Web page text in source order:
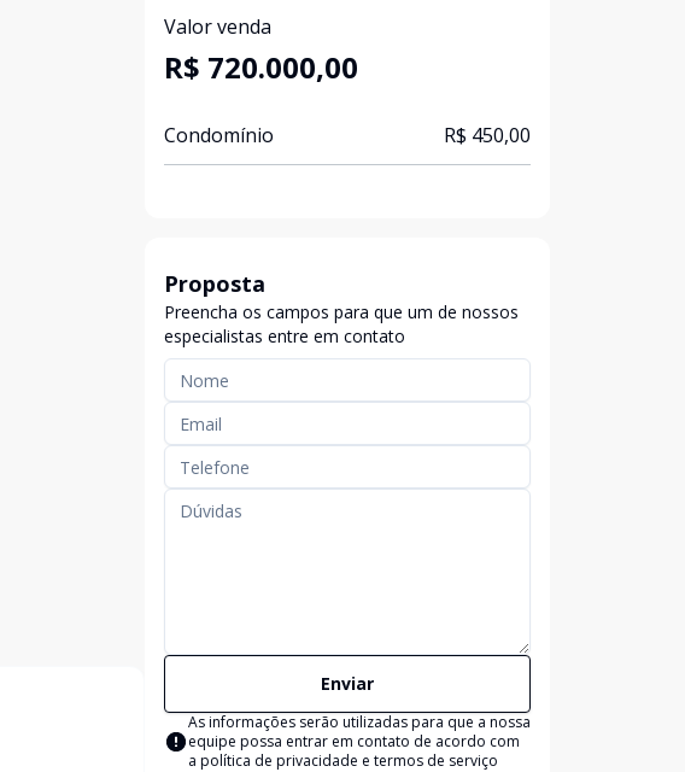
Valor venda
R$ 720.000,00
Condomínio R$ 450,00
Proposta
Preencha os campos para que um de nossos
especialistas entre em contato
Enviar
As informações serão utilizadas para que a nossa
equipe possa entrar em contato de acordo com
a política de privacidade e termos de serviço